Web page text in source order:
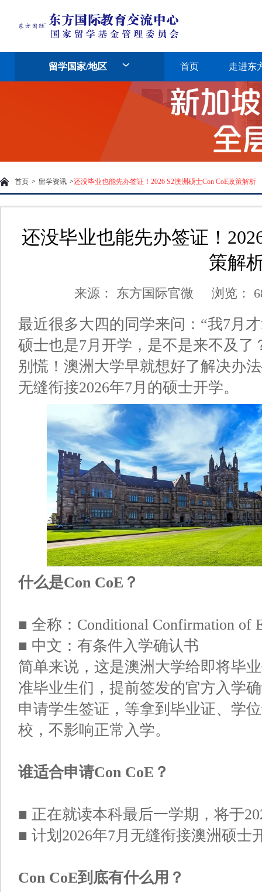
留学国家/地区 首页 走进东
首页 > 留学资讯 >还没毕业也能先办签证！2026 S2澳洲硕士Con CoE政策解析
还没毕业也能先办签证！
策解
来源： 东方国际官微 浏览：
最近很多大四的同学来问：“我7月
硕士也是7月开学，是不是来不及了
别慌！澳洲大学早就想好了解决办
无缝衔接2026年7月的硕士开学。
什么是Con CoE？
■ 全称：Conditional Confirmation of
■ 中文：有条件入学确认书
简单来说，这是澳洲大学给即将毕
准毕业生们，提前签发的官方入学
申请学生签证，等拿到毕业证、学
校，不影响正常入学。
谁适合申请Con CoE？
■ 正在就读本科最后一学期，将于
■ 计划2026年7月无缝衔接澳洲硕士
Con CoE到底有什么用？